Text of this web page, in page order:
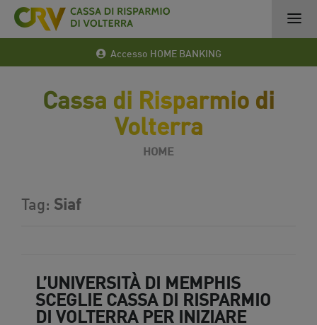
Accesso HOME BANKING
Cassa di Risparmio di
Volterra
HOME
Tag: Siaf
L’UNIVERSITÀ DI MEMPHIS
SCEGLIE CASSA DI RISPARMIO
DI VOLTERRA PER INIZIARE